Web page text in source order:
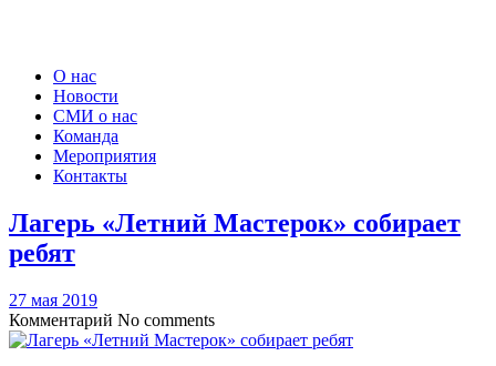
О нас
Новости
СМИ о нас
Команда
Мероприятия
Контакты
Лагерь «Летний Мастерок» собирает
ребят
27 мая 2019
Комментарий No comments